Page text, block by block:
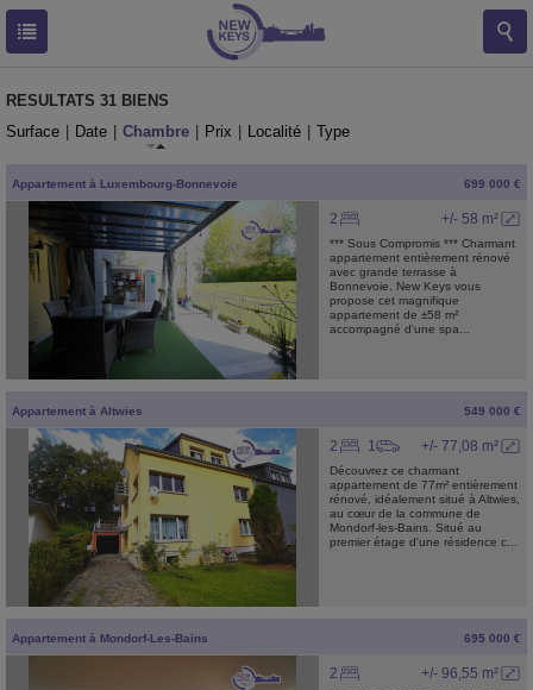
RESULTATS 31 BIENS
Surface
Date Chambre Prix Localité Type
Appartement à Luxembourg-Bonnevoie 699 000 €
+/- 58 m²
2
*** Sous Compromis *** Charmant
appartement entièrement rénové
avec grande terrasse à
Bonnevoie. New Keys vous
propose cet magnifique
appartement de ±58 m²
accompagné d'une spa...
Appartement à Altwies 549 000 €
+/- 77,08 m²
2 1
Découvrez ce charmant
appartement de 77m² entièrement
rénové, idéalement situé à Altwies,
au cœur de la commune de
Mondorf-les-Bains. Situé au
premier étage d'une résidence c...
Appartement à Mondorf-Les-Bains 695 000 €
+/- 96,55 m²
2